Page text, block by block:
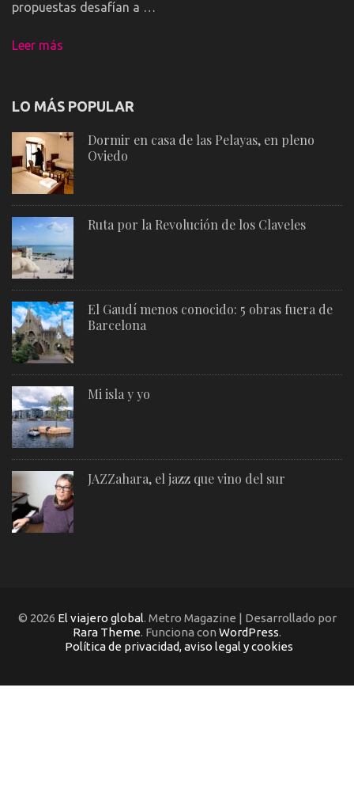
propuestas desafían a …
Leer más
LO MÁS POPULAR
Dormir en casa de las Pelayas, en pleno
Oviedo
Ruta por la Revolución de los Claveles
El Gaudí menos conocido: 5 obras fuera de
Barcelona
Mi isla y yo
JAZZahara, el jazz que vino del sur
© 2026 El viajero global. Metro Magazine | Desarrollado por
Rara Theme. Funciona con WordPress.
Política de privacidad, aviso legal y cookies